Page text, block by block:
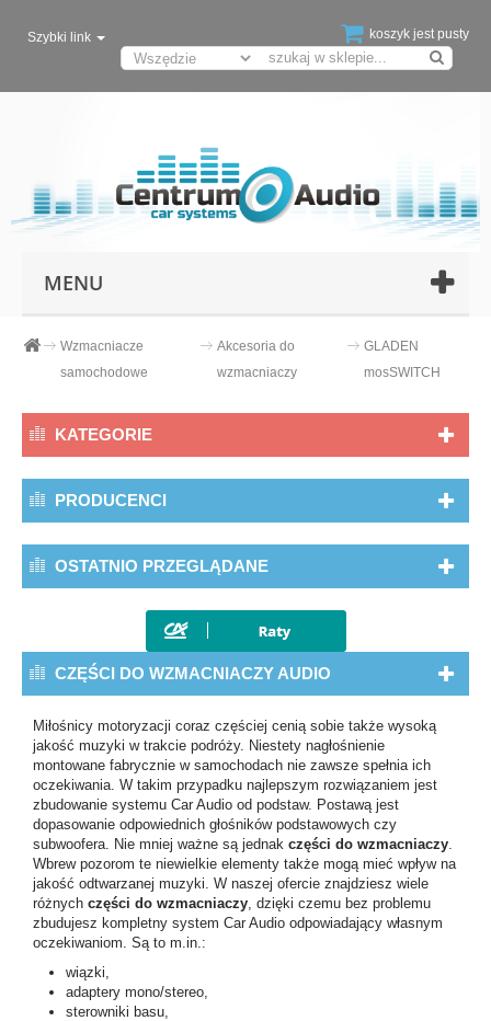
koszyk jest pusty
Szybki link
MENU
Wzmacniacze
samochodowe
Akcesoria do
wzmacniaczy
GLADEN
mosSWITCH
KATEGORIE
PRODUCENCI
OSTATNIO PRZEGLĄDANE
CZĘŚCI DO WZMACNIACZY AUDIO
Miłośnicy motoryzacji coraz częściej cenią sobie także wysoką
jakość muzyki w trakcie podróży. Niestety nagłośnienie
montowane fabrycznie w samochodach nie zawsze spełnia ich
oczekiwania. W takim przypadku najlepszym rozwiązaniem jest
zbudowanie systemu Car Audio od podstaw. Postawą jest
dopasowanie odpowiednich głośników podstawowych czy
subwoofera. Nie mniej ważne są jednak części do wzmacniaczy.
Wbrew pozorom te niewielkie elementy także mogą mieć wpływ na
jakość odtwarzanej muzyki. W naszej ofercie znajdziesz wiele
różnych części do wzmacniaczy, dzięki czemu bez problemu
zbudujesz kompletny system Car Audio odpowiadający własnym
oczekiwaniom. Są to m.in.:
wiązki,
adaptery mono/stereo,
sterowniki basu,